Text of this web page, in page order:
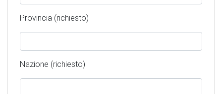
Provincia (richiesto)
Nazione (richiesto)